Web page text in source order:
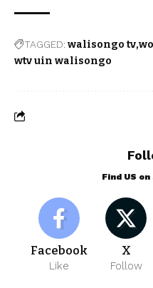
TAGGED:walisongo tv
wtv uin walisongo
Find US
Facebook
Like
X
Follow